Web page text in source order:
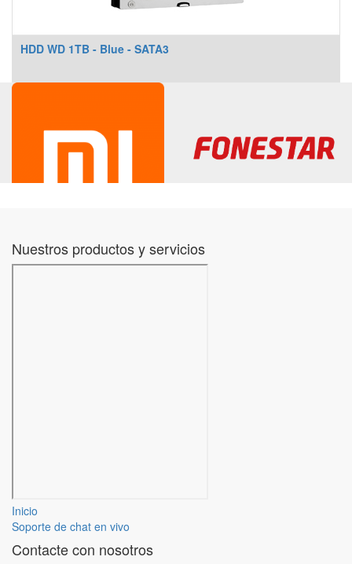
HDD WD 1TB - Blue - SATA3
Nuestros productos y servicios
Inicio
Soporte de chat en vivo
Contacte con nosotros